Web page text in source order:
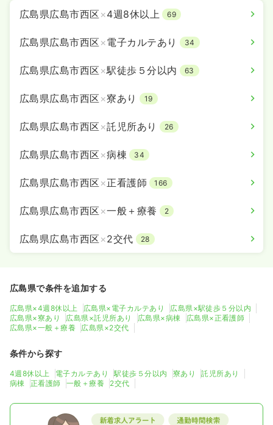
広島県広島市西区 ×4週8休以上 69
広島県広島市西区 ×電子カルテあり 34
広島県広島市西区 ×駅徒歩５分以内 63
広島県広島市西区 ×寮あり 19
広島県広島市西区 ×託児所あり 26
広島県広島市西区 ×病棟 34
広島県広島市西区 ×正看護師 166
広島県広島市西区 ×一般＋療養 2
広島県広島市西区 ×2交代 28
広島県で条件を追加する
広島県×4週8休以上 広島県×電子カルテあり
広島県×駅徒歩５分以内
広島県×寮あり
広島県×託児所あり 広島県×病棟
広島県×正看護師
広島県×一般＋療養
広島県×2交代
条件から探す
4週8休以上 電子カルテあり 駅徒歩５分以内 寮あり
託児所あり
病棟
正看護師 一般＋療養 2交代